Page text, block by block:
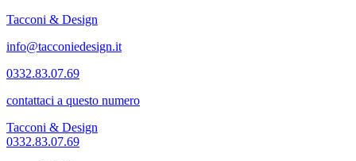
Tacconi & Design
info@tacconiedesign.it
0332.83.07.69
contattaci a questo numero
Tacconi & Design
0332.83.07.69